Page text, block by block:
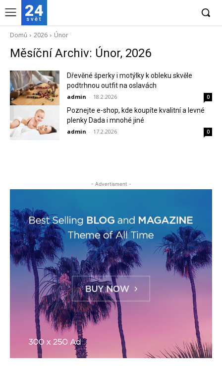
24
svět
Domů 2026 Únor
Měsíční Archiv: Únor, 2026
Dřevěné šperky i motýlky k obleku skvěle
podtrhnou outfit na oslavách
admin - 18.2.2026 0
Poznejte e-shop, kde koupíte kvalitní a levné
plenky Dada i mnohé jiné
admin - 17.2.2026 0
- Advertisment -